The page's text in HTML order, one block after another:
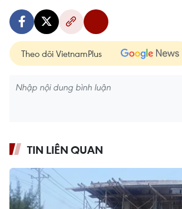
Theo dõi VietnamPlus
TIN LIÊN QUAN